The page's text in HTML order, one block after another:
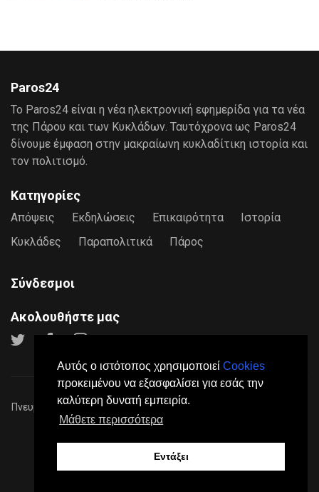
Αυτός ο ιστότοπος χρησιμοποιεί Cookies
προκειμένου να εξασφαλίσει για εσάς την
καλύτερη δυνατή εμπειρία.
Μάθετε περισσότερα
Εντάξει
Paros24
Το Paros24 είναι η νέα ηλεκτρονική εφημερίδα για τα νέα
της Πάρου και των Κυκλάδων. Ταυτόχρονα ως Paros24
δίνουμε έμφαση στην μακραίωνη κυκλαδίτικη ιστορία και
τον πολιτισμό.
Κατηγορίες
Απόψεις Εκδηλώσεις Επικαιρότητα
Ιστορία
Κυκλάδες
Παραπολιτικά Πάρος
Σύνδεσμοι
Ακολουθήστε μας
Πνευματικά Δικαιώματα © 2026Paros24
νόμιμου δικαιώματος.
Επικοινωνία
Made byDGK Software House